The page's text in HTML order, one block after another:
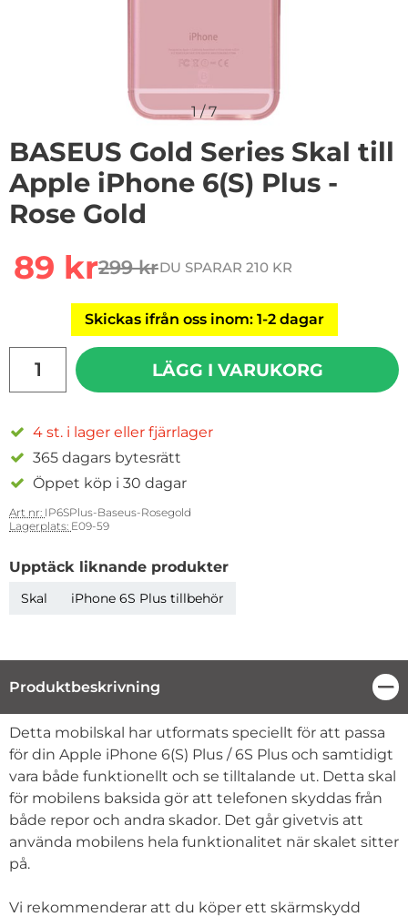
1/7
BASEUS Gold Series Skal till
Apple iPhone 6(S) Plus -
Rose Gold
rea pris
89 krtidigare pris
299 krDU SPARAR 210 KR
Skickas ifrån oss inom: 1-2 dagar
LÄGG I VARUKORG
4 st. i lager eller fjärrlager
365 dagars bytesrätt
Öppet köp i 30 dagar
Art nr: IP6SPlus-Baseus-Rosegold
Lagerplats: E09-59
Upptäck liknande produkter
Skal iPhone 6S Plus tillbehör
Produktbeskrivning
Produktbeskrivning
Detta mobilskal har utformats speciellt för att passa
för din Apple iPhone 6(S) Plus / 6S Plus och samtidigt
vara både funktionellt och se tilltalande ut. Detta skal
för mobilens baksida gör att telefonen skyddas från
både repor och andra skador. Det går givetvis att
använda mobilens hela funktionalitet när skalet sitter
på.
Vi rekommenderar att du köper ett skärmskydd